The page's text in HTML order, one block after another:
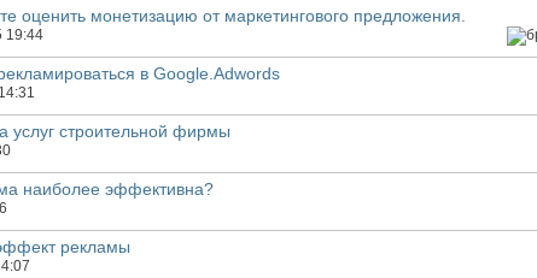
оценить монетизацию от маркетингового предложения.
19:44
в Google.Adwords
услуг строительной фирмы
наиболее эффективна?
рекламы